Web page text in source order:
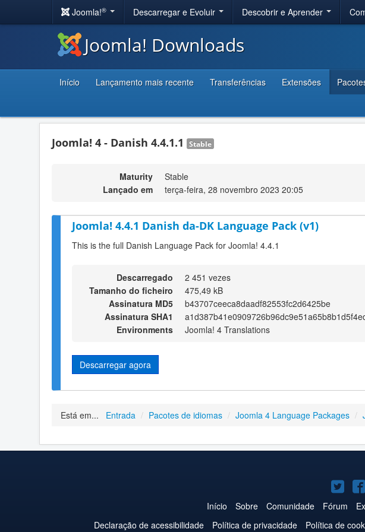
Joomla!® Descarregar e Evoluir Descobrir e Aprender
Joomla! Downloads
Início Lançamento mais recente Transferências Extensões
Joomla! 4 - Danish 4.4.1.1 Stable
Maturity
Stable
Lançado em
terça-feira, 28 novembro 2023 20:05
Joomla! 4.4.1 Danish da-DK Language Pack (v1)
This is the full Danish Language Pack for Joomla! 4.4.1
Descarregado
2 451 vezes
Tamanho do ficheiro
475,49 kB
Assinatura MD5
b43707ceeca8daadf82553fc2d6425be
Assinatura SHA1
Environments
Joomla! 4 Translations
Descarregar agora
Está em... Entrada / Pacotes de idiomas / Joomla 4 Language Packages /
no
Início Sobre Comunidade Fórum
Declaração de acessibilidade
Política de privacidade Política de